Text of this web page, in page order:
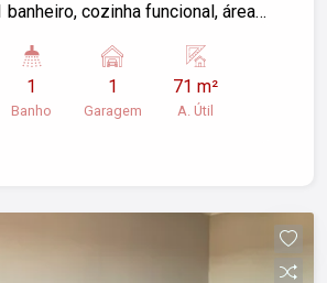
cozinha funcional, área
segurança e tranquilidade
para
e conforto em uma
1
Banho
1
Garagem
71 m²
A. Útil